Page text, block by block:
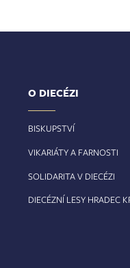
O DIECÉZI
BISKUPSTVÍ
VIKARIÁTY A FARNOSTI
SOLIDARITA V DIECÉZI
DIECÉZNÍ LESY HRADEC